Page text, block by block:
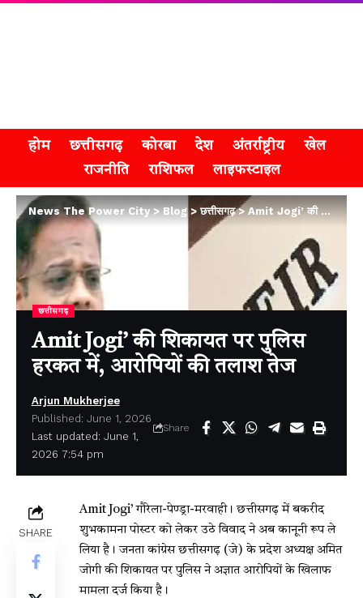
होम छत्तीसगढ़ कोरबा देश अंतर्राष्ट्रीय
खेल
राजनीति
राशिफल लाइफस्टाइल
News The Power City>Blog>छत्तीसगढ़>Amit Jogi’ की शिकायत पर पुलिस हरकत में, आरोपियों की तलाश तेज
छत्तीसगढ़
Amit Jogi’ की शिकायत पर पुलिस
हरकत में, आरोपियों की तलाश तेज
Last updated: June 1,
2026 7:54 pm
Arjun Mukherjee
Published: June 1, 2026
Share
SHARE
Amit Jogi’ गौरेला-पेण्ड्रा-मरवाही। छत्तीसगढ़ में बकरीद
शुभकामना पोस्टर को लेकर उठे विवाद ने अब कानूनी रूप ले
लिया है। जनता कांग्रेस छत्तीसगढ़ (जे) के प्रदेश अध्यक्ष अमित
जोगी की शिकायत पर पुलिस ने अज्ञात आरोपियों के खिलाफ
मामला दर्ज किया है।